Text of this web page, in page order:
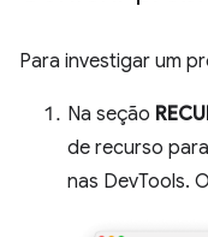
Para investigar um
Na seção
de recurso
nas DevTools.